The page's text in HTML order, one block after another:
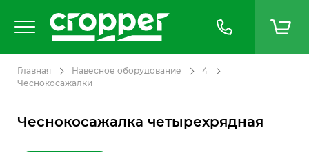
Главная Навесное оборудование
4
Чеснокосажалки
Чеснокосажалка четырехрядная